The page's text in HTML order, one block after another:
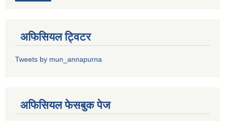
अफिसियल ट्विटर
Tweets by mun_annapurna
अफिसियल फेसबुक पेज